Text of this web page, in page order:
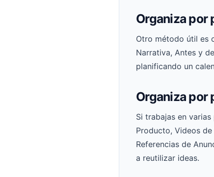
Organiza por
Otro método útil es
Narrativa, Antes y
planificando un
Organiza por
Si trabajas en
Producto, Videos
Referencias de
a reutilizar ideas.